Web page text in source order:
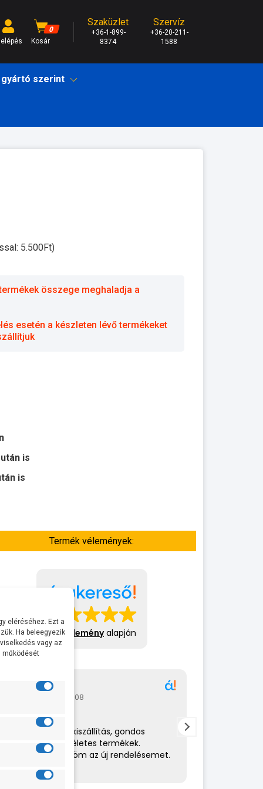
0
Kosár
Szaküzlet
+36-1-899-
8374
Szervíz
+36-20-211-
1588
szerint
5.500Ft)
összege meghaladja a
esetén a készleten lévő termékeket
is
is
Termék vélemények:
413 véleményalapján
Gábor
2026-07-08
Rendkívül gyors kiszállítás, gondos
csomagolás,tökéletes termékek.
Hamarosan küldöm az új rendelésemet.
eléréséhez. Ezt a
Ha beleegyezik
vagy az
működését